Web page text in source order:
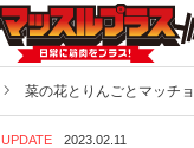
菜の花とりんごとマッチョ
UPDATE 2023.02.11